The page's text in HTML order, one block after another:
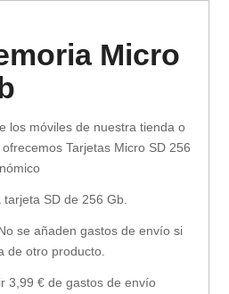
Micro
los móviles de nuestra tienda o
Tarjetas Micro SD 256
SD de 256 Gb.
se añaden gastos de envío si
de otro producto.
3,99 € de gastos de envío